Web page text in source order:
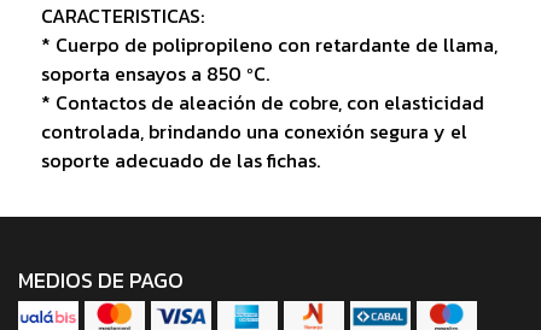
CARACTERISTICAS:
* Cuerpo de polipropileno con retardante de llama,
soporta ensayos a 850 ºC.
* Contactos de aleación de cobre, con elasticidad
controlada, brindando una conexión segura y el
soporte adecuado de las fichas.
MEDIOS DE PAGO